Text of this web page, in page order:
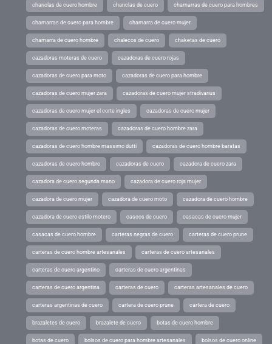
chanclas de cuero hombre chanclas de cuero chamarras de cuero para hombres
chamarras de cuero para hombre chamarra de cuero mujer
chamarra de cuero hombre chalecos de cuero chaketas de cuero
cazadoras moteras de cuero cazadoras de cuero rojas
cazadoras de cuero para moto cazadoras de cuero para hombre
cazadoras de cuero mujer zara cazadoras de cuero mujer stradivarius
cazadoras de cuero mujer el corte ingles cazadoras de cuero mujer
cazadoras de cuero moteras cazadoras de cuero hombre zara
cazadoras de cuero hombre massimo dutti cazadoras de cuero hombre baratas
cazadoras de cuero hombre cazadoras de cuero cazadora de cuero zara
cazadora de cuero segunda mano cazadora de cuero roja mujer
cazadora de cuero mujer cazadora de cuero moto cazadora de cuero hombre
cazadora de cuero estilo motero cascos de cuero casacas de cuero mujer
casacas de cuero hombre carteras negras de cuero carteras de cuero prune
carteras de cuero hombre artesanales carteras de cuero artesanales
carteras de cuero argentino carteras de cuero argentinas
carteras de cuero argentina carteras de cuero carteras artesanales de cuero
carteras argentinas de cuero cartera de cuero prune cartera de cuero
brazaletes de cuero brazalete de cuero botas de cuero hombre
botas de cuero bolsos de cuero para hombre artesanales bolsos de cuero online